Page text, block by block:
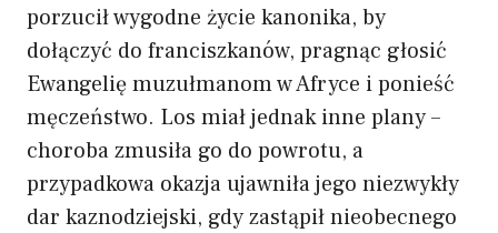
porzucił wygodne życie kanonika, by
dołączyć do franciszkanów, pragnąc głosić
Ewangelię muzułmanom w Afryce i ponieść
męczeństwo. Los miał jednak inne plany –
choroba zmusiła go do powrotu, a
przypadkowa okazja ujawniła jego niezwykły
dar kaznodziejski, gdy zastąpił nieobecnego